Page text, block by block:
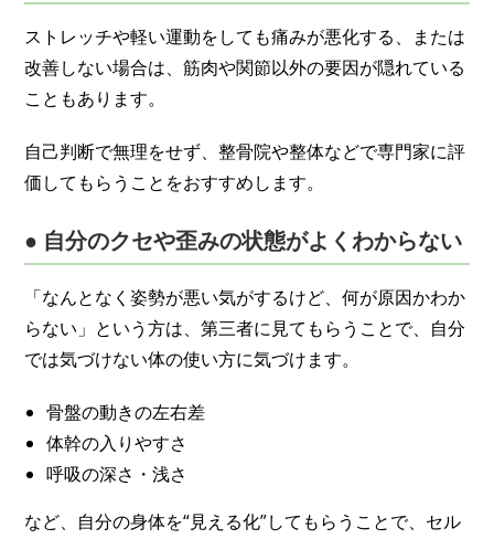
ストレッチや軽い運動をしても痛みが悪化する、または
改善しない場合は、筋肉や関節以外の要因が隠れている
こともあります。
自己判断で無理をせず、整骨院や整体などで専門家に評
価してもらうことをおすすめします。
● 自分のクセや歪みの状態がよくわからない
「なんとなく姿勢が悪い気がするけど、何が原因かわか
らない」という方は、第三者に見てもらうことで、自分
では気づけない体の使い方に気づけます。
骨盤の動きの左右差
体幹の入りやすさ
呼吸の深さ・浅さ
など、自分の身体を“見える化”してもらうことで、セル